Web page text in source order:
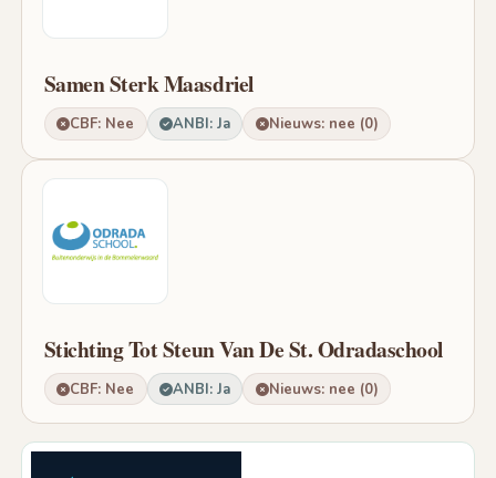
Samen Sterk Maasdriel
CBF: Nee ANBI: Ja Nieuws: nee (0)
Stichting Tot Steun Van De St. Odradaschool
CBF: Nee ANBI: Ja Nieuws: nee (0)